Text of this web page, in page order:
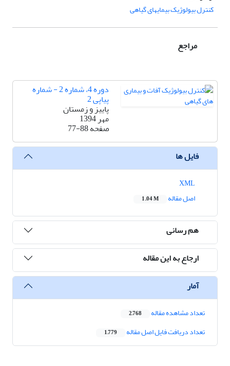
کنترل بیولوژیک بیمایهای گیاهی
مراجع
دوره 4، شماره 2 - شماره
پیاپی 2
پاییز و زمستان
مهر 1394
صفحه77-88
فایل ها
اصل مقاله
1.04 M
هم رسانی
ارجاع به این مقاله
آمار
تعداد مشاهده مقاله 2,768
تعداد دریافت فایل اصل مقاله 1,779